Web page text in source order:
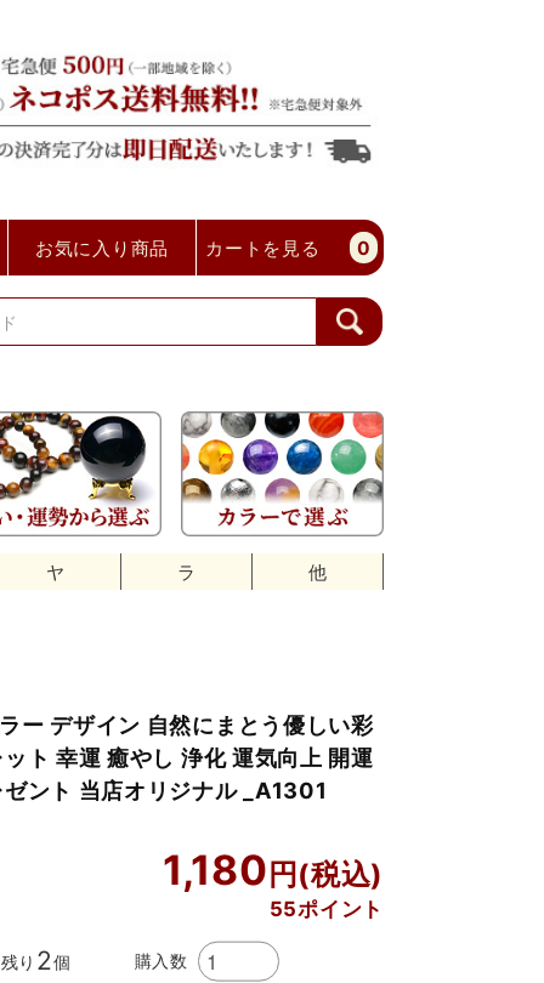
お気に入り商品 カートを見る 0
ヤ ラ 他
ー デザイン 自然にまとう優しい彩
ト 幸運 癒やし 浄化 運気向上 開運
ント 当店オリジナル _A1301
1,180
55ポイント
り 2個 購入数